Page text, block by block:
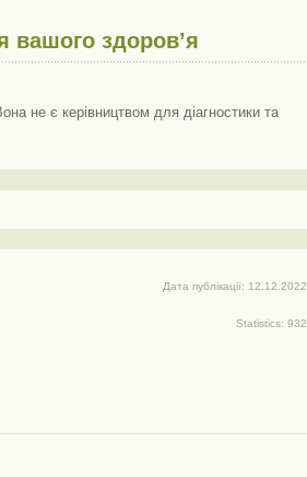
вашого здоров’я
не є керівництвом для діагностики та
Дата публікації: 12.12.2022
Statistics: 932